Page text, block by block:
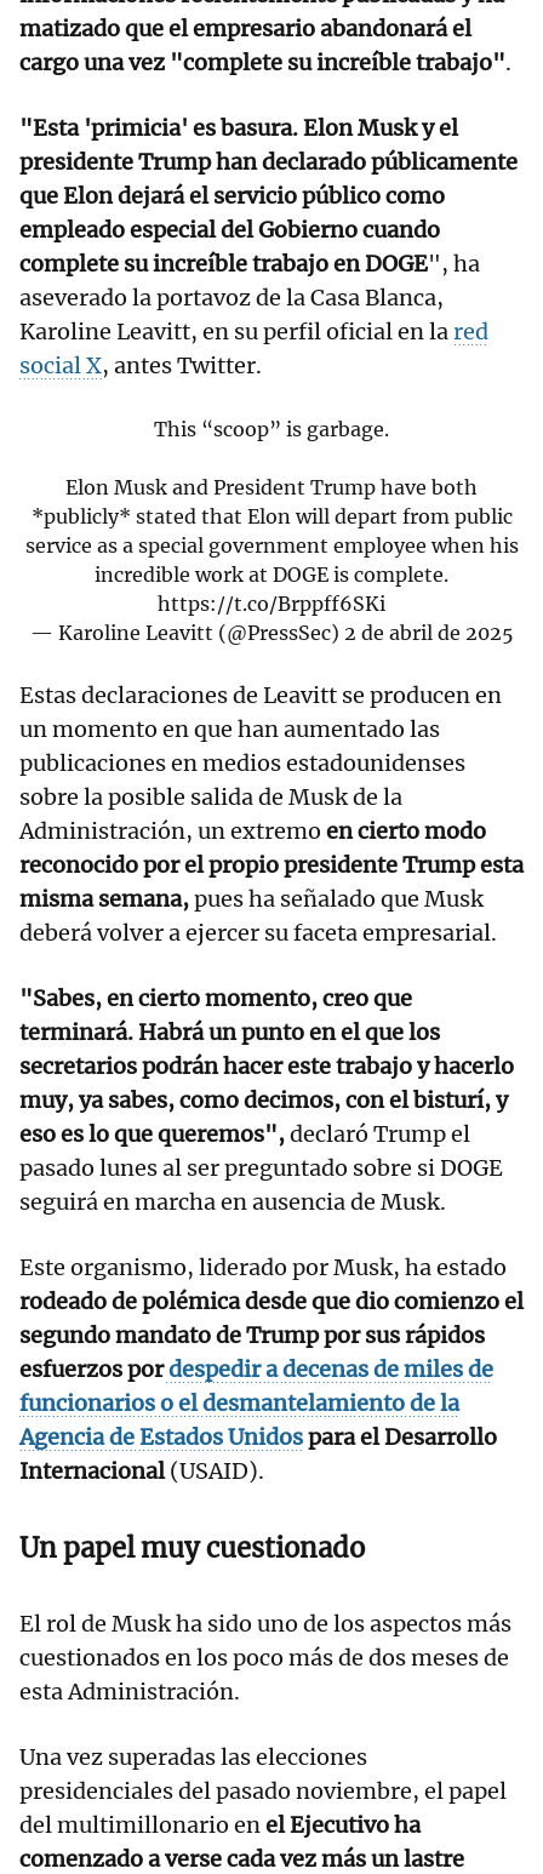
matizado que el empresario abandonará el
cargo una vez "complete su increíble trabajo".
"Esta 'primicia' es basura. Elon Musk y el
presidente Trump han declarado públicamente
que Elon dejará el servicio público como
empleado especial del Gobierno cuando
complete su increíble trabajo en DOGE", ha
aseverado la portavoz de la Casa Blanca,
Karoline Leavitt, en su perfil oficial en lared
social X, antes Twitter.
This “scoop” is garbage.
Elon Musk and President Trump have both
*publicly* stated that Elon will depart from public
service as a special government employee when his
incredible work at DOGE is complete.
https://t.co/Brppff6SKi
— Karoline Leavitt (@PressSec) 2 de abril de 2025
Estas declaraciones de Leavitt se producen en
un momento en que han aumentado las
publicaciones en medios estadounidenses
sobre la posible salida de Musk de la
Administración, un extremo en cierto modo
reconocido por el propio presidente Trump esta
misma semana,pues ha señalado que Musk
deberá volver a ejercer su faceta empresarial.
"Sabes, en cierto momento, creo que
terminará. Habrá un punto en el que los
secretarios podrán hacer este trabajo y hacerlo
muy, ya sabes, como decimos, con el bisturí, y
eso es lo que queremos",declaró Trump el
pasado lunes al ser preguntado sobre si DOGE
seguirá en marcha en ausencia de Musk.
Este organismo, liderado por Musk, ha estado
rodeado de polémica desde que dio comienzo el
segundo mandato de Trump por sus rápidos
esfuerzos pordespedir a decenas de miles de
funcionarios o el desmantelamiento de la
Agencia de Estados Unidospara el Desarrollo
Internacional(USAID).
Un papel muy cuestionado
El rol de Musk ha sido uno de los aspectos más
cuestionados en los poco más de dos meses de
esta Administración.
Una vez superadas las elecciones
presidenciales del pasado noviembre, el papel
del multimillonario enel Ejecutivo ha
comenzado a verse cada vez más un lastre